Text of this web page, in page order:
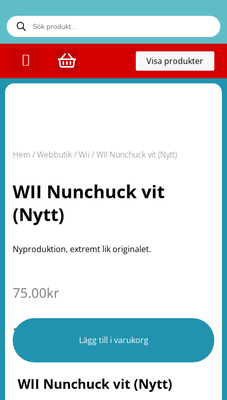
Visa produkter
Hem /Webbutik/Wii / WII Nunchuck vit (Nytt)
WII Nunchuck vit
(Nytt)
Nyproduktion, extremt lik originalet.
75.00kr
1 i lager
Lägg till i varukorg
WII Nunchuck vit (Nytt)